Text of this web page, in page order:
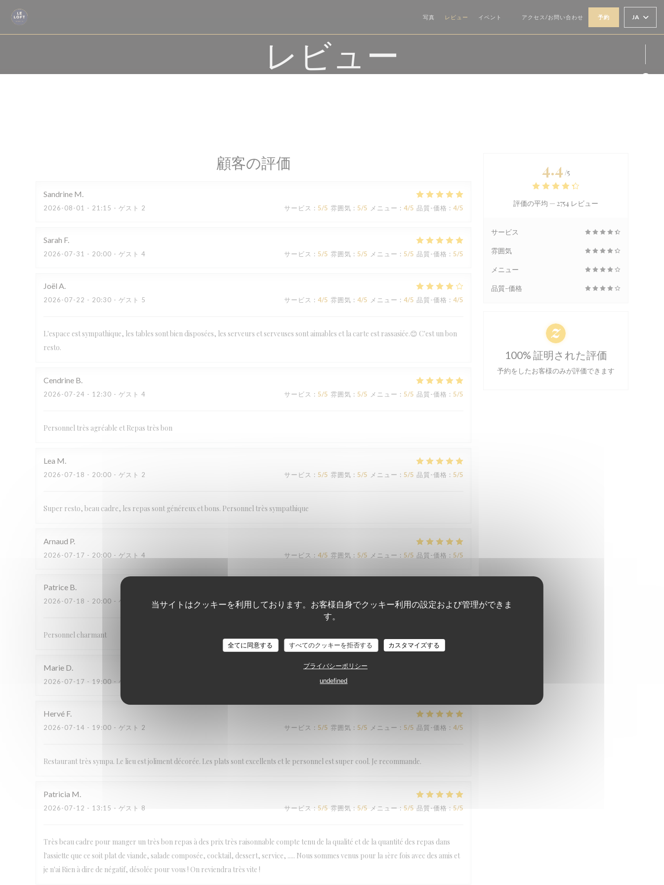
クッキー利用の管理について
当サイトはクッキーを利用しております。お客様自身でクッキー利用の設定および管理ができま
す。
全てに同意する すべてのクッキーを拒否する カスタマイズする
プライバシーポリシー
undefined
写真 レビュー イベント
((新しいウィンドウで開きます))
アクセス/お問い合わせ 予約 JA
レビュー
顧客の評価
Sandrine M
2026-08-01 - 21:15 - ゲスト 2 サービス : 5/5 雰囲気 : 5/5 メニュー : 4/5 品質-価格 : 4/5
Sarah F
2026-07-31 - 20:00 - ゲスト 4 サービス : 5/5 雰囲気 : 5/5 メニュー : 5/5 品質-価格 : 5/5
Joël A
2026-07-22 - 20:30 - ゲスト 5 サービス : 4/5 雰囲気 : 4/5 メニュー : 4/5 品質-価格 : 4/5
L'espace est sympathique, les tables sont bien disposées, les serveurs et serveuses sont aimables et la carte est rassasiée.😊 C'est un bon
resto.
Cendrine B
2026-07-24 - 12:30 - ゲスト 4 サービス : 5/5 雰囲気 : 5/5 メニュー : 5/5 品質-価格 : 5/5
Personnel très agréable et Repas très bon
Lea M
2026-07-18 - 20:00 - ゲスト 2 サービス : 5/5 雰囲気 : 5/5 メニュー : 5/5 品質-価格 : 5/5
Super resto, beau cadre, les repas sont généreux et bons. Personnel très sympathique
Arnaud P
2026-07-17 - 20:00 - ゲスト 4 サービス : 4/5 雰囲気 : 5/5 メニュー : 5/5 品質-価格 : 5/5
Patrice B
2026-07-18 - 20:00 - ゲスト 6 サービス : 5/5 雰囲気 : 5 /5 メニュー: 5/5 品質-価格 : 5/5
Personnel charmant
Marie D
2026-07-17 - 19:00 - ゲスト 3 5/5 雰囲気
Hervé F
2026-07-14 - 19:00 - ゲスト 2 サービス : 5/5 雰囲気 : 5/5 メニュー : 5/5 品質-価格 : 4/5
Restaurant très sympa. Le lieu est joliment décorée. Les plats sont excellents et le personnel est super cool. Je recommande.
Patricia M
2026-07-12 - 13:15 - ゲスト 8 サービス : 5/5 雰囲気 : 5/5 メニュー : 5/5 品質-価格 : 5/5
Très beau cadre pour manger un très bon repas à des prix très raisonnable compte tenu de la qualité et de la quantité des repas dans
l'assiette que ce soit plat de viande, salade composée, cocktail, dessert, service, ..... Nous sommes venus pour la 1ère fois avec des amis et
je n'ai Rien à dire de négatif, désolée pour vous ! On reviendra très vite !
4.4 /5
評価の平均 — 2754 レビュー
サービス
雰囲気
メニュー
品質-価格
100% 証明された評価
予約をしたお客様のみが評価できます